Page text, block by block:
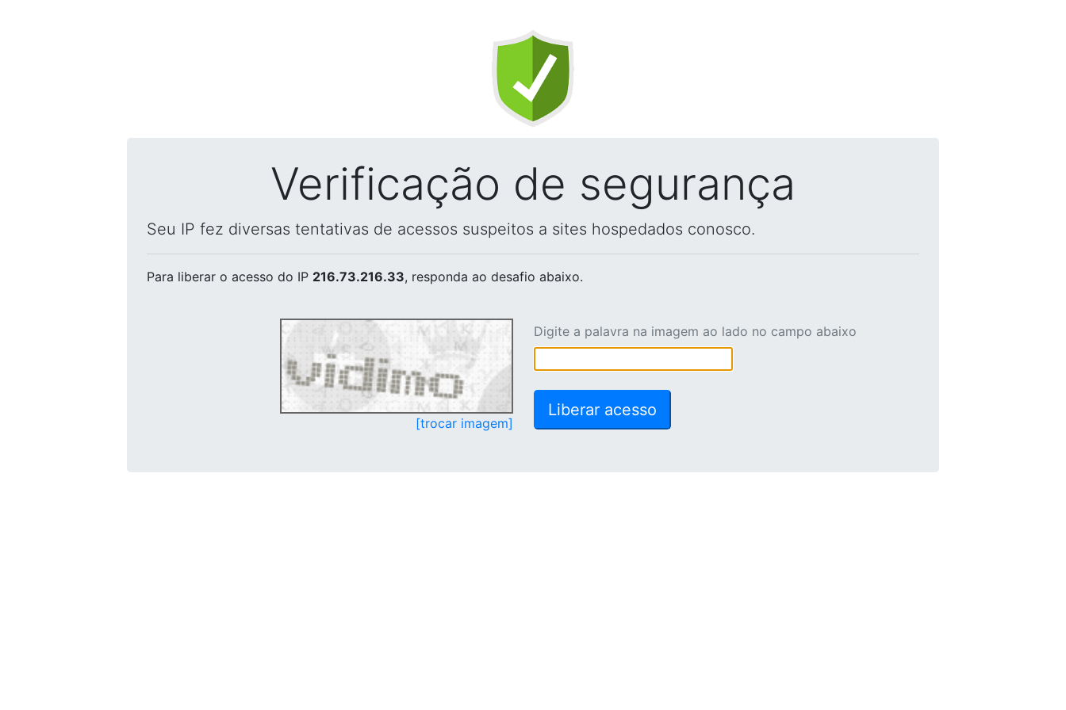
Verificação de segurança
Seu IP fez diversas tentativas de acessos suspeitos a sites hospedados conosco.
Para liberar o acesso do IP 216.73.216.33, responda ao desafio abaixo.
[trocar imagem]
Digite a palavra na imagem ao lado no campo abaixo